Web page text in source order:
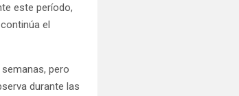
este período,
el
pero
durante las